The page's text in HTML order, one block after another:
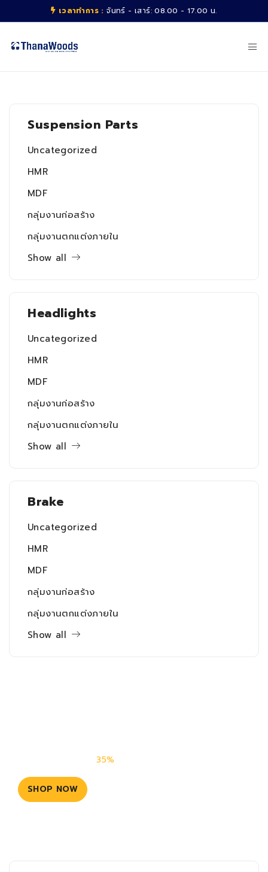
เวลาทำการ : จันทร์ - เสาร์: 08.00 - 17.00 น.
Suspension Parts
Uncategorized
HMR
MDF
กลุ่มงานก่อสร้าง
กลุ่มงานตกแต่งภายใน
Show all
Headlights
Uncategorized
HMR
MDF
กลุ่มงานก่อสร้าง
กลุ่มงานตกแต่งภายใน
Show all
Brake
Uncategorized
HMR
MDF
กลุ่มงานก่อสร้าง
กลุ่มงานตกแต่งภายใน
Show all
Engine Oils - Now35%
SHOP NOW